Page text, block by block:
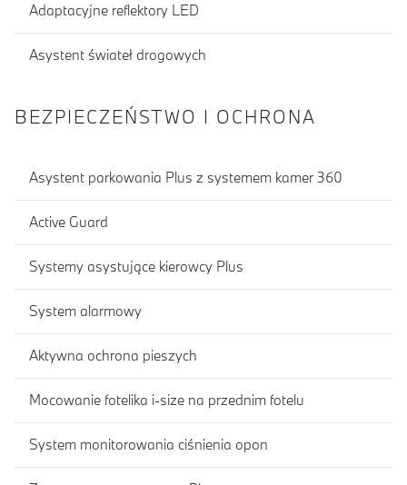
Adaptacyjne reflektory LED
Asystent świateł drogowych
BEZPIECZEŃSTWO I OCHRONA
Asystent parkowania Plus z systemem kamer 360
Active Guard
Systemy asystujące kierowcy Plus
System alarmowy
Aktywna ochrona pieszych
Mocowanie fotelika i-size na przednim fotelu
System monitorowania ciśnienia opon